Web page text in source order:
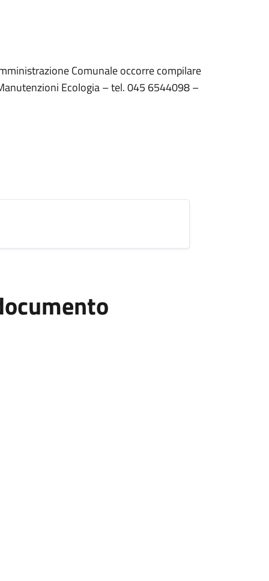
Comunale occorre compilare
Ecologia – tel. 045 6544098 –